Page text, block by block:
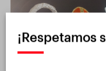
¡Respetamos